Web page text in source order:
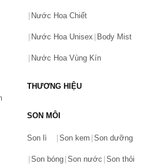
phẩm hay mua hàng?
Hoặc gọi cho chúng tôi qua số
Nước Hoa Chiết
Nước Hoa Unisex Body Mist
Nước Hoa Vùng Kín
THƯƠNG HIỆU
SON MÔI
Son lì Son kem Son dưỡng
Son bóng Son nước Son thỏi